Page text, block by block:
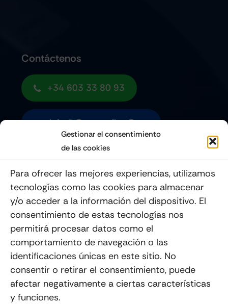
Gestionar el consentimiento
de las cookies
Para ofrecer las mejores experiencias, utilizamos
tecnologías como las cookies para almacenar
y/o acceder a la información del dispositivo. El
consentimiento de estas tecnologías nos
permitirá procesar datos como el
comportamiento de navegación o las
identificaciones únicas en este sitio. No
consentir o retirar el consentimiento, puede
afectar negativamente a ciertas características
y funciones.
Contáctenos
+34 603 33 80 93
Info@quemoviles.com
Enviar